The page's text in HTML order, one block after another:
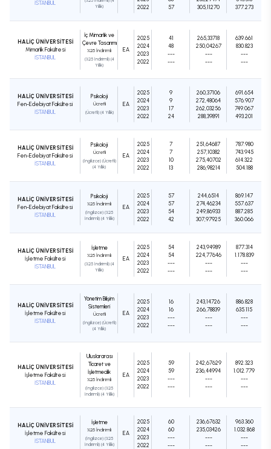
İSTANBUL
Yıllık)
2022
57
305,11270
377.273
HALİÇ ÜNİVERSİTESİ
Mimarlık Fakültesi
İSTANBUL
İç Mimarlık ve
Çevre Tasarımı
%25 İndirimli
(%25 İndirimli) (4
Yıllık)
EA
2025
2024
2023
2022
41
48
---
---
265,33718
250,04267
---
---
639.661
830.823
---
---
HALİÇ ÜNİVERSİTESİ
Fen-Edebiyat Fakültesi
İSTANBUL
Psikoloji
Ücretli
(Ücretli) (4 Yıllık)
EA
2025
2024
2023
2022
9
9
17
24
260,37106
272,48064
262,03256
288,39891
691.654
576.907
749.067
493.201
HALİÇ ÜNİVERSİTESİ
Fen-Edebiyat Fakültesi
İSTANBUL
Psikoloji
Ücretli
(İngilizce) (Ücretli)
(4 Yıllık)
EA
2025
2024
2023
2022
7
7
10
13
251,64687
257,10382
275,40702
286,98214
787.980
743.945
614.322
504.188
HALİÇ ÜNİVERSİTESİ
Fen-Edebiyat Fakültesi
İSTANBUL
Psikoloji
%25 İndirimli
(İngilizce) (%25
İndirimli) (4 Yıllık)
EA
2025
2024
2023
2022
57
57
54
42
244,6514
274,46234
249,86933
307,97925
869.147
557.637
887.285
360.066
HALİÇ ÜNİVERSİTESİ
İşletme Fakültesi
İSTANBUL
İşletme
%25 İndirimli
(%25 İndirimli) (4
Yıllık)
EA
2025
2024
2023
2022
54
54
---
---
243,94989
224,77646
---
---
877.314
1.178.839
---
---
HALİÇ ÜNİVERSİTESİ
İşletme Fakültesi
İSTANBUL
Yönetim Bilişim
Sistemleri
Ücretli
(İngilizce) (Ücretli)
(4 Yıllık)
EA
2025
2024
2023
2022
16
16
---
---
243,14726
266,78839
---
---
886.828
635.115
---
---
HALİÇ ÜNİVERSİTESİ
İşletme Fakültesi
İSTANBUL
Uluslararası
Ticaret ve
İşletmecilik
%25 İndirimli
(İngilizce) (%25
İndirimli) (4 Yıllık)
EA
2025
2024
2023
2022
59
59
---
---
242,67629
236,44994
---
---
892.323
1.012.779
---
---
HALİÇ ÜNİVERSİTESİ
İşletme Fakültesi
İSTANBUL
İşletme
%25 İndirimli
(İngilizce) (%25
İndirimli) (4 Yıllık)
EA
2025
2024
2023
2022
60
60
---
---
236,67632
235,03426
---
---
963.360
1.032.868
---
---